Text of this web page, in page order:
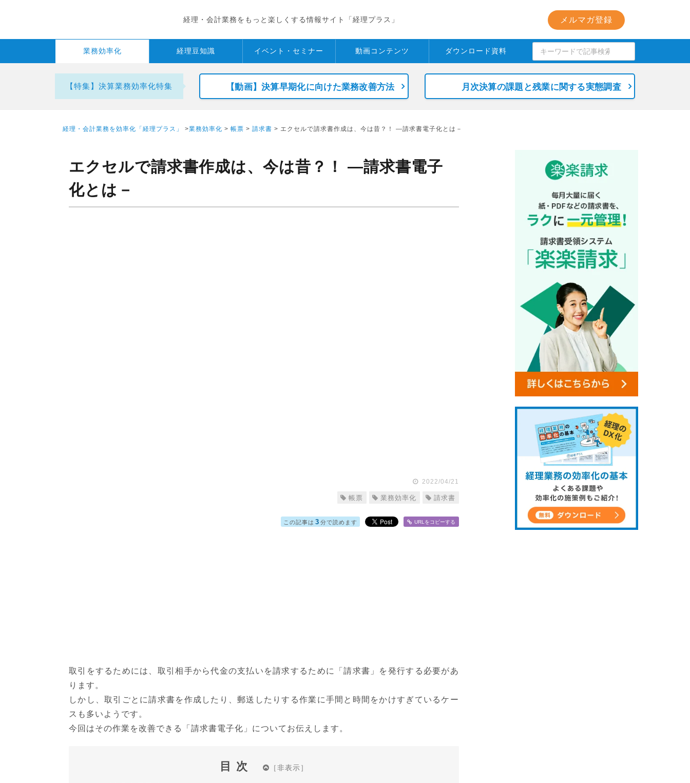
経理・会計業務をもっと楽しくする情報サイト「経理プラス」 メルマガ登録
業務効率化 経理豆知識 イベント・ セミナー 動画コンテンツ ダウンロード資料
【特集】決算業務効率化特集 【動画】決算早期化に向けた業務改善方法 月次決算の課題と残業に関する実態調査
経理・会計業務を効率化「経理プラス」 >業務効率化 > 帳票 > 請求書 > エクセルで請求書作成は、今は昔？！ ―請求書電子化とは－
エクセルで請求書作成は、今は昔？！ ―請求書電子
化とは－
2022/04/21
帳票 業務効率化 請求書
この記事は 3 分で読めます URLをコピーする
取引をするためには、取引相手から代金の支払いを請求するために「請求書」を発行する必要があ
ります。
しかし、取引ごとに請求書を作成したり、郵送したりする作業に手間と時間をかけすぎているケー
スも多いようです。
今回はその作業を改善できる「請求書電子化」についてお伝えします。
目次